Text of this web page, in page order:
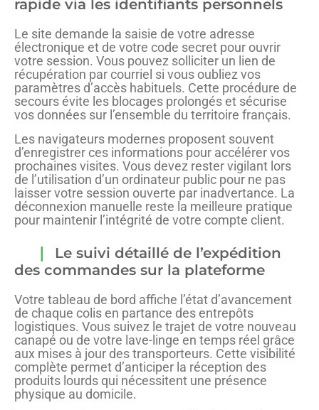
rapide via les identifiants personnels
Le site demande la saisie de votre adresse
électronique et de votre code secret pour ouvrir
votre session. Vous pouvez solliciter un lien de
récupération par courriel si vous oubliez vos
paramètres d’accès habituels. Cette procédure de
secours évite les blocages prolongés et sécurise
vos données sur l’ensemble du territoire français.
Les navigateurs modernes proposent souvent
d’enregistrer ces informations pour accélérer vos
prochaines visites. Vous devez rester vigilant lors
de l’utilisation d’un ordinateur public pour ne pas
laisser votre session ouverte par inadvertance. La
déconnexion manuelle reste la meilleure pratique
pour maintenir l’intégrité de votre compte client.
Le suivi détaillé de l’expédition
des commandes sur la plateforme
Votre tableau de bord affiche l’état d’avancement
de chaque colis en partance des entrepôts
logistiques. Vous suivez le trajet de votre nouveau
canapé ou de votre lave-linge en temps réel grâce
aux mises à jour des transporteurs. Cette visibilité
complète permet d’anticiper la réception des
produits lourds qui nécessitent une présence
physique au domicile.